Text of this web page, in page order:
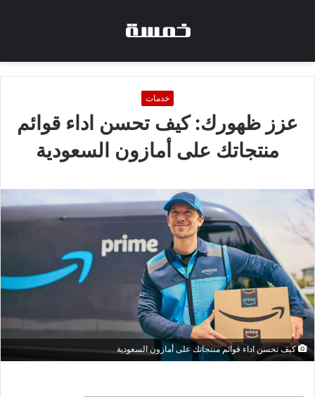
خدمات
عزز ظهورك: كيف تحسن اداء قوائم
منتجاتك على أمازون السعودية
كيف تحسن اداء قوائم منتجاتك على أمازون السعودية